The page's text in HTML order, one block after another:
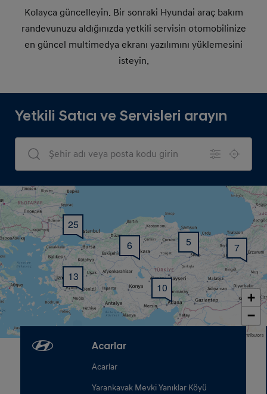
Kolayca güncelleyin. Bir sonraki Hyundai araç bakım
randevunuzu aldığınızda yetkili servisin otomobilinize
en güncel multimedya ekranı yazılımını yüklemesini
isteyin.
7
5
10
25
6
13
+
−
Map data © OpenStreetMap contributors
Yetkili Satıcı ve Servisleri arayın
Dealers Search
Acarlar
Acarlar
Yarankavak Mevki Yanıklar Köyü